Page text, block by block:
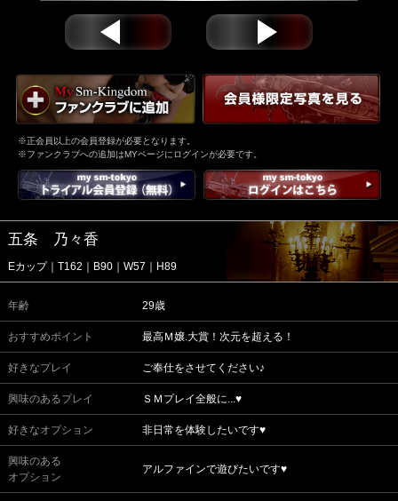
※正会員以上の会員登録が必要となります。
※ファンクラブへの追加はMYページにログインが必要です。
五条 乃々香
Eカップ｜T162｜B90｜W57｜H89
年齢 29歳
おすすめポイント 最高Ｍ嬢.大賞！次元を超える！
好きなプレイ ご奉仕をさせてください♪
興味のあるプレイ ＳＭプレイ全般に...♥
好きなオプション 非日常を体験したいです♥
興味のある
オプション
アルファインで遊びたいです♥